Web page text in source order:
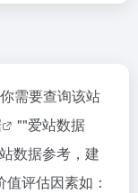
需要查询该站
""爱站数据
数据参考，建
评估因素如：